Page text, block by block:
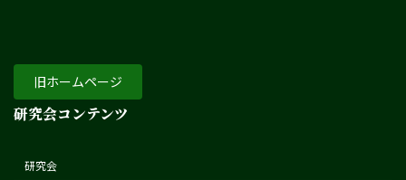
旧ホームページ
研究会コンテンツ
研究会